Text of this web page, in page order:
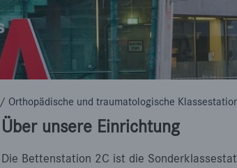
/ Orthopädische und traumatologische
Über unsere Einrichtung
Die Bettenstation 2C ist die